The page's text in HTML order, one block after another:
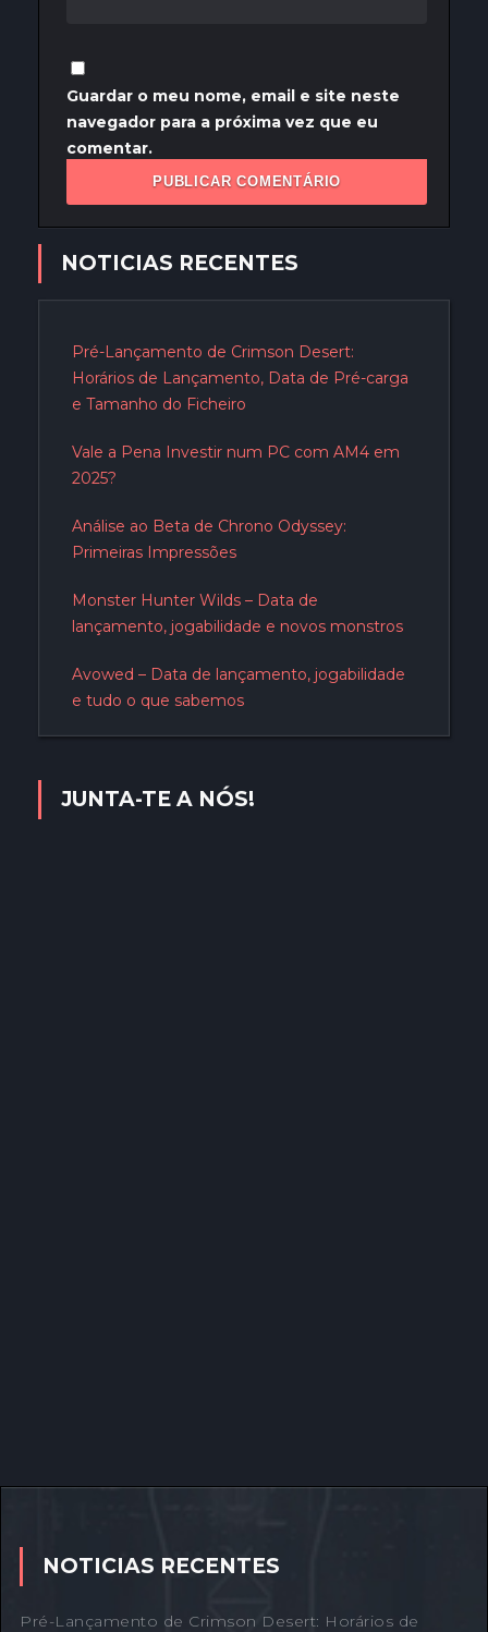
Guardar o meu nome, email e site neste
navegador para a próxima vez que eu
comentar.
NOTICIAS RECENTES
Pré-Lançamento de Crimson Desert:
Horários de Lançamento, Data de Pré-carga
e Tamanho do Ficheiro
Vale a Pena Investir num PC com AM4 em
2025?
Análise ao Beta de Chrono Odyssey:
Primeiras Impressões
Monster Hunter Wilds – Data de
lançamento, jogabilidade e novos monstros
Avowed – Data de lançamento, jogabilidade
e tudo o que sabemos
JUNTA-TE A NÓS!
NOTICIAS RECENTES
Pré-Lançamento de Crimson Desert: Horários de